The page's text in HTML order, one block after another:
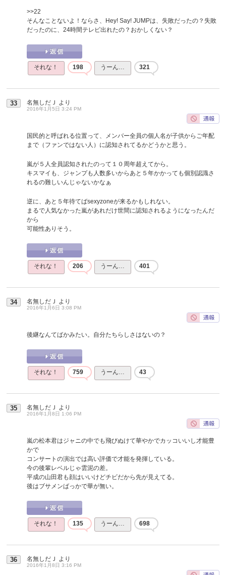
>>22
そんなことないよ！ならさ、Hey! Say! JUMPは、失敗だったの？失敗
だったのに、24時間テレビ出れたの？おかしくない？
それな！ 198 うーん… 321
33 名無しだＪ より
2016年1月5日 3:24 PM
国民的と呼ばれる位置って、メンバー全員の個人名が子供からご年配
まで（ファンではない人）に認知されてるかどうかと思う。
嵐が５人全員認知されたのって１０周年超えてから。
キスマイも、ジャンプも人数多いからあと５年かかっても個別認識さ
れるの難しいんじゃないかなぁ
逆に、あと５年待てばsexyzoneが来るかもしれない。
まるで人気なかった嵐があれだけ世間に認知されるようになったんだ
から
可能性ありそう。
それな！ 206 うーん… 401
34 名無しだＪ より
2016年1月6日 3:08 PM
後継なんてばかみたい。自分たちらしさはないの？
それな！ 759 うーん… 43
35 名無しだＪ より
2016年1月8日 1:06 PM
嵐の松本君はジャニの中でも飛びぬけて華やかでカッコいいし才能豊
かで
コンサートの演出では高い評価で才能を発揮している。
今の後輩レベルじゃ雲泥の差。
平成の山田君も顔はいいけどチビだから先が見えてる。
後はブサメンばっかで華が無い。
それな！ 135 うーん… 698
36 名無しだＪ より
2016年1月8日 3:16 PM